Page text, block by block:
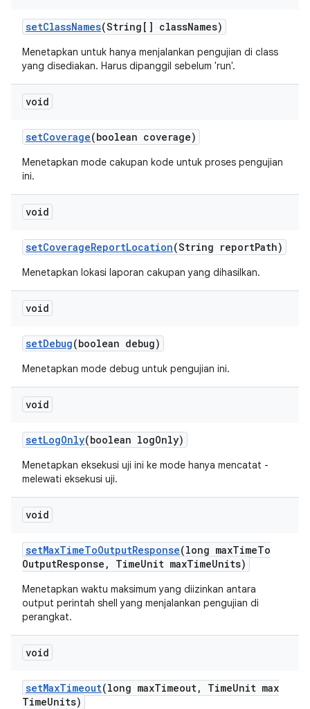
setClassNames(String[] classNames)
Menetapkan untuk hanya menjalankan pengujian di class
yang disediakan. Harus dipanggil sebelum 'run'.
void
setCoverage(boolean coverage)
Menetapkan mode cakupan kode untuk proses pengujian
ini.
void
setCoverageReportLocation(String reportPath)
Menetapkan lokasi laporan cakupan yang dihasilkan.
void
setDebug(boolean debug)
Menetapkan mode debug untuk pengujian ini.
void
setLogOnly(boolean logOnly)
Menetapkan eksekusi uji ini ke mode hanya mencatat -
melewati eksekusi uji.
void
setMaxTimeToOutputResponse(long maxTimeTo
OutputResponse , TimeUnit maxTimeUnits)
Menetapkan waktu maksimum yang diizinkan antara
output perintah shell yang menjalankan pengujian di
perangkat.
void
setMaxTimeout(long maxTimeout, TimeUnit max
TimeUnits)